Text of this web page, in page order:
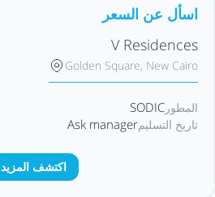
اسأل عن السعر
V Residences
Golden Square, New Cairo
المطور SODIC
تاريخ التسليمAsk manager
اكتشف المزيد